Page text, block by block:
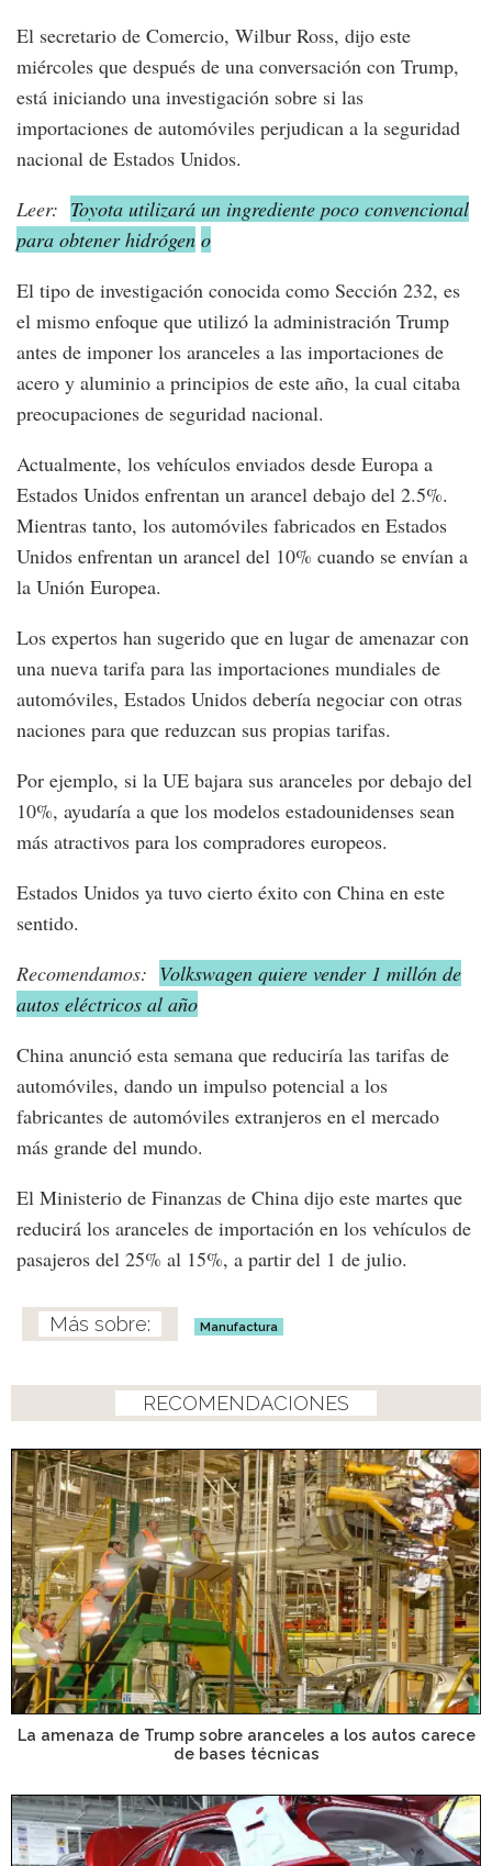
El secretario de Comercio, Wilbur Ross, dijo este
miércoles que después de una conversación con Trump,
está iniciando una investigación sobre si las
importaciones de automóviles perjudican a la seguridad
nacional de Estados Unidos.
Leer: Toyota utilizará un ingrediente poco convencional
para obtener hidrógen o
El tipo de investigación conocida como Sección 232, es
el mismo enfoque que utilizó la administración Trump
antes de imponer los aranceles a las importaciones de
acero y aluminio a principios de este año, la cual citaba
preocupaciones de seguridad nacional.
Actualmente, los vehículos enviados desde Europa a
Estados Unidos enfrentan un arancel debajo del 2.5%.
Mientras tanto, los automóviles fabricados en Estados
Unidos enfrentan un arancel del 10% cuando se envían a
la Unión Europea.
Los expertos han sugerido que en lugar de amenazar con
una nueva tarifa para las importaciones mundiales de
automóviles, Estados Unidos debería negociar con otras
naciones para que reduzcan sus propias tarifas.
Por ejemplo, si la UE bajara sus aranceles por debajo del
10%, ayudaría a que los modelos estadounidenses sean
más atractivos para los compradores europeos.
Estados Unidos ya tuvo cierto éxito con China en este
sentido.
Recomendamos: Volkswagen quiere vender 1 millón de
autos eléctricos al año
China anunció esta semana que reduciría las tarifas de
automóviles, dando un impulso potencial a los
fabricantes de automóviles extranjeros en el mercado
más grande del mundo.
El Ministerio de Finanzas de China dijo este martes que
reducirá los aranceles de importación en los vehículos de
pasajeros del 25% al 15%, a partir del 1 de julio.
Manufactura
RECOMENDACIONES
La amenaza de Trump sobre aranceles a los autos carece
de bases técnicas